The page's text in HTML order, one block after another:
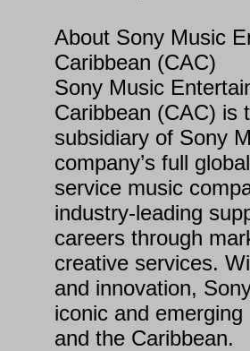
About Sony Music
Caribbean (CAC)
Sony Music
Caribbean (CAC) is
subsidiary of Sony
company’s full
service music
industry-leading
careers through
creative services.
and innovation,
iconic and
and the Caribbean.